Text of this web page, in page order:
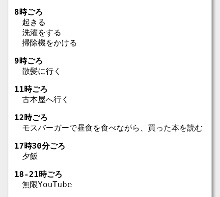
8時ごろ
起きる
洗濯をする
掃除機をかける
9時ごろ
散髪に行く
11時ごろ
古本屋へ行く
12時ごろ
モスバーガーで昼食を食べながら、買った本を読む
17時30分ごろ
夕飯
18-21時ごろ
無限YouTube